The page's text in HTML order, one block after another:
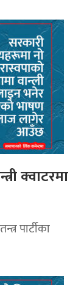
क्वाटरमा
पार्टीका